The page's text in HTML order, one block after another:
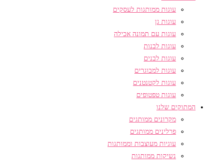
עוגות ממותגות לעסקים
עוגות גן
עוגות עם תמונה אכילה
עוגות לבנות
עוגות לבנים
עוגות למבוגרים
עוגות לקטנטנים
עוגות טפטופים
המתוקים שלנו
מקרונים ממותגים
פרלינים ממותגים
עוגיות מעוצבות וממותגות
נשיקות ממותגות